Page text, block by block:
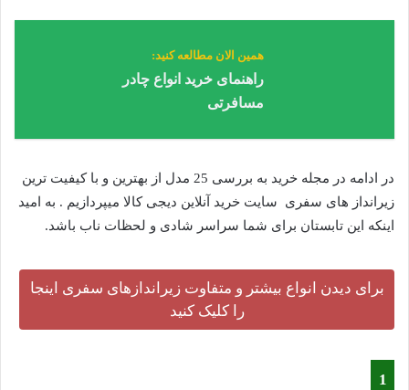
همین الان مطالعه کنید:
راهنمای خرید انواع چادر
مسافرتی
در ادامه در مجله خرید به بررسی 25 مدل از بهترین و با کیفیت ترین
زیرانداز های سفری سایت خرید آنلاین دیجی کالا میپردازیم . به امید
اینکه این تابستان برای شما سراسر شادی و لحظات ناب باشد.
برای دیدن انواع بیشتر و متفاوت زیراندازهای سفری اینجا
را کلیک کنید
1